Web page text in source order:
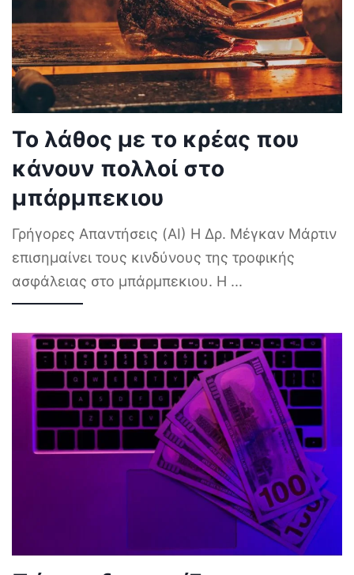
Το λάθος με το κρέας που
κάνουν πολλοί στο
μπάρμπεκιου
Γρήγορες Απαντήσεις (AI) Η Δρ. Μέγκαν Μάρτιν
επισημαίνει τους κινδύνους της τροφικής
ασφάλειας στο μπάρμπεκιου. Η ...